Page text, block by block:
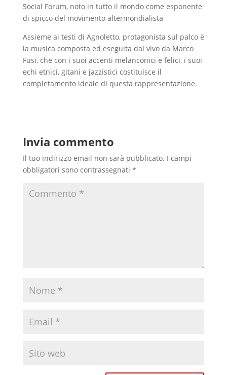
Social Forum, noto in tutto il mondo come esponente
di spicco del movimento altermondialista
Assieme ai testi di Agnoletto, protagonista sul palco è
la musica composta ed eseguita dal vivo da Marco
Fusi, che con i suoi accenti melanconici e felici, i suoi
echi etnici, gitani e jazzistici costituisce il
completamento ideale di questa rappresentazione.
Invia commento
Il tuo indirizzo email non sarà pubblicato. I campi
obbligatori sono contrassegnati *